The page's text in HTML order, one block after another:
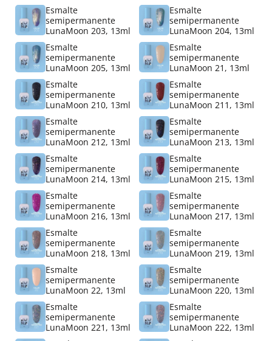
Esmalte
semipermanente
LunaMoon 203, 13ml
Esmalte
semipermanente
LunaMoon 204, 13ml
Esmalte
semipermanente
LunaMoon 205, 13ml
Esmalte
semipermanente
LunaMoon 21, 13ml
Esmalte
semipermanente
LunaMoon 210, 13ml
Esmalte
semipermanente
LunaMoon 211, 13ml
Esmalte
semipermanente
LunaMoon 212, 13ml
Esmalte
semipermanente
LunaMoon 213, 13ml
Esmalte
semipermanente
LunaMoon 214, 13ml
Esmalte
semipermanente
LunaMoon 215, 13ml
Esmalte
semipermanente
LunaMoon 216, 13ml
Esmalte
semipermanente
LunaMoon 217, 13ml
Esmalte
semipermanente
LunaMoon 218, 13ml
Esmalte
semipermanente
LunaMoon 219, 13ml
Esmalte
semipermanente
LunaMoon 22, 13ml
Esmalte
semipermanente
LunaMoon 220, 13ml
Esmalte
semipermanente
LunaMoon 221, 13ml
Esmalte
semipermanente
LunaMoon 222, 13ml